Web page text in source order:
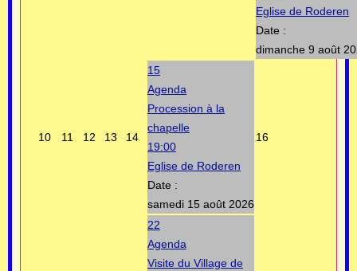
Eglise de Roderen
Date :
dimanche 9 août
10 11 12 13 14
15
Agenda
Procession à la
chapelle
19:00
Eglise de Roderen
Date :
samedi 15 août 2026
16
22
Agenda
Visite du Village de